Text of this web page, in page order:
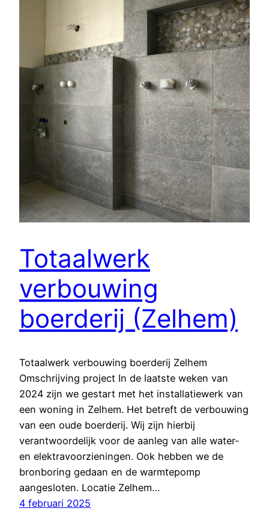
Totaalwerk
verbouwing
boerderij (Zelhem)
Totaalwerk verbouwing boerderij Zelhem
Omschrijving project In de laatste weken van
2024 zijn we gestart met het installatiewerk van
een woning in Zelhem. Het betreft de verbouwing
van een oude boerderij. Wij zijn hierbij
verantwoordelijk voor de aanleg van alle water-
en elektravoorzieningen. Ook hebben we de
bronboring gedaan en de warmtepomp
aangesloten. Locatie Zelhem…
4 februari 2025